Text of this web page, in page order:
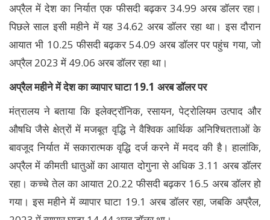
अप्रैल में देश का निर्यात एक फीसदी बढ़कर 34.99 अरब डॉलर रहा।
पिछले साल इसी महीने में यह 34.62 अरब डॉलर रहा था। इस दौरान
आयात भी 10.25 फीसदी बढ़कर 54.09 अरब डॉलर पर पहुंच गया, जो
अप्रैल 2023 में 49.06 अरब डॉलर रहा था।
अप्रैल महीने में देश का व्यापार घाटा 19.1 अरब डॉलर पर
मंत्रालय ने बताया कि इलेक्ट्रॉनिक, रसायन, पेट्रोलियम उत्पाद और
औषधि जैसे क्षेत्रों में मजबूत वृद्धि ने वैश्विक आर्थिक अनिश्चितताओं के
बावजूद निर्यात में सकारात्मक वृद्धि दर्ज करने में मदद की है। हालांकि,
अप्रैल में कीमती धातुओं का आयात दोगुना से अधिक 3.11 अरब डॉलर
रहा। कच्चे तेल का आयात 20.22 फीसदी बढ़कर 16.5 अरब डॉलर हो
गया। इस महीने में व्यापार घाटा 19.1 अरब डॉलर रहा, जबकि अप्रैल,